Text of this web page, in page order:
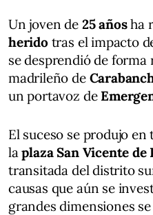
Un joven de 25 añosha
heridotras el impacto
se desprendió de
madrileño de
un portavoz de
El suceso se produjo
laplaza San Vicente de
transitada del distrito
causas que aún se
grandes dimensiones